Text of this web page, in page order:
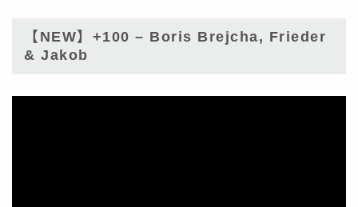
【NEW】+100 – Boris Brejcha, Frieder
& Jakob